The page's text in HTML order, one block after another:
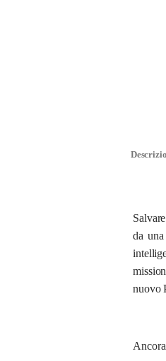
da
nuovo